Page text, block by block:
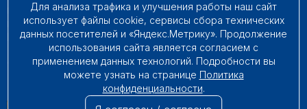
гармоничного мироустройства. Наши книги можно
встретить на многих книготорговых площадках
России.
© 2009 – 2026. Все права защищены.
Для анализа трафика и улучшения работы наш сайт
использует файлы cookie, сервисы сбора технических
данных посетителей и «Яндекс.Метрику». Продолжение
использования сайта является согласием с
применением данных технологий. Подробности вы
можете узнать на странице Политика
конфиденциальности.